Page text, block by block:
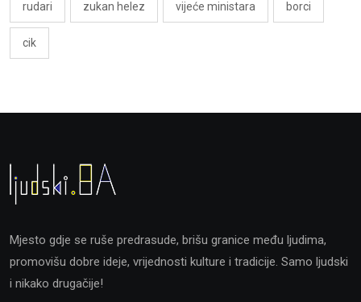
rudari zukan helez vijeće ministara borci
cik
Mjesto gdje se ruše predrasude, brišu granice među ljudima,
promovišu dobre ideje, vrijednosti kulture i tradicije. Samo ljudski
i nikako drugačije!